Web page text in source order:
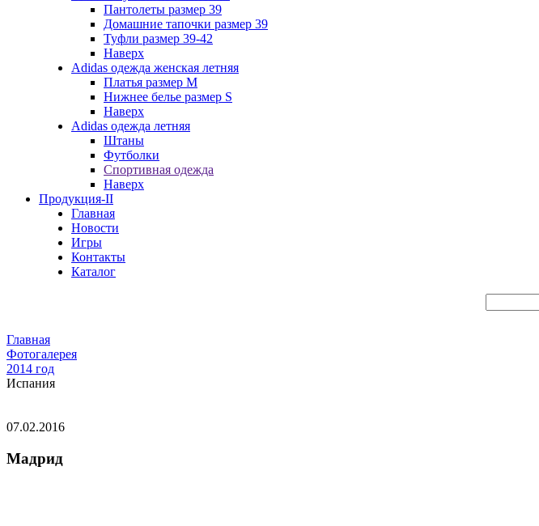
Пантолеты размер 39
Домашние тапочки размер 39
Туфли размер 39-42
Наверх
Adidas одежда женская летняя
Платья размер M
Нижнее белье размер S
Наверх
Adidas одежда летняя
Штаны
Футболки
Спортивная одежда
Наверх
Продукция-II
Главная
Новости
Игры
Контакты
Каталог
Главная
Фотогалерея
2014 год
Испания
07.02.2016
Мадрид